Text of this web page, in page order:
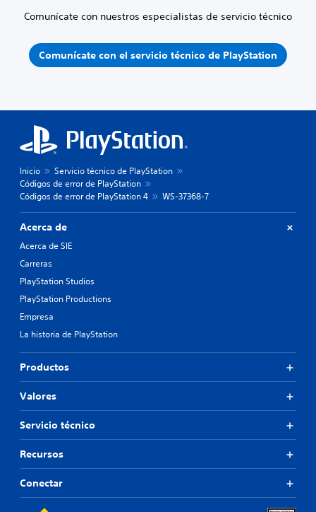
Comunícate con nuestros especialistas de servicio técnico
Comunícate con el servicio técnico de PlayStation
Inicio
Servicio técnico de PlayStation
Códigos de error de PlayStation
Códigos de error de PlayStation 4
WS-37368-7
Acerca de
Acerca de SIE
Carreras
PlayStation Studios
PlayStation Productions
Empresa
La historia de PlayStation
Productos
Valores
Servicio técnico
Recursos
Conectar